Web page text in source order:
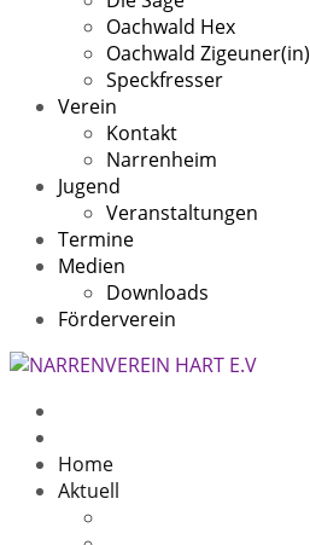
Oachwald Hex
Oachwald Zigeuner(in)
Speckfresser
Verein
Kontakt
Narrenheim
Jugend
Veranstaltungen
Termine
Medien
Downloads
Förderverein
Home
Aktuell